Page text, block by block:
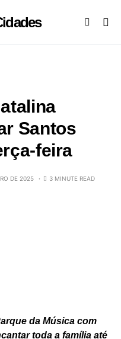
Santos
feira
DE 2025 3 MINUTE READ
da Música com
toda a família até